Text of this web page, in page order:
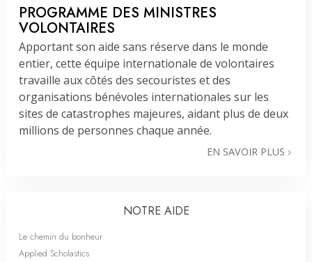
PROGRAMME DES MINISTRES
VOLONTAIRES
Apportant son aide sans réserve dans le monde
entier, cette équipe internationale de volontaires
travaille aux côtés des secouristes et des
organisations bénévoles internationales sur les
sites de catastrophes majeures, aidant plus de deux
millions de personnes chaque année.
EN SAVOIR PLUS
NOTRE AIDE
Le chemin du bonheur
Applied Scholastics